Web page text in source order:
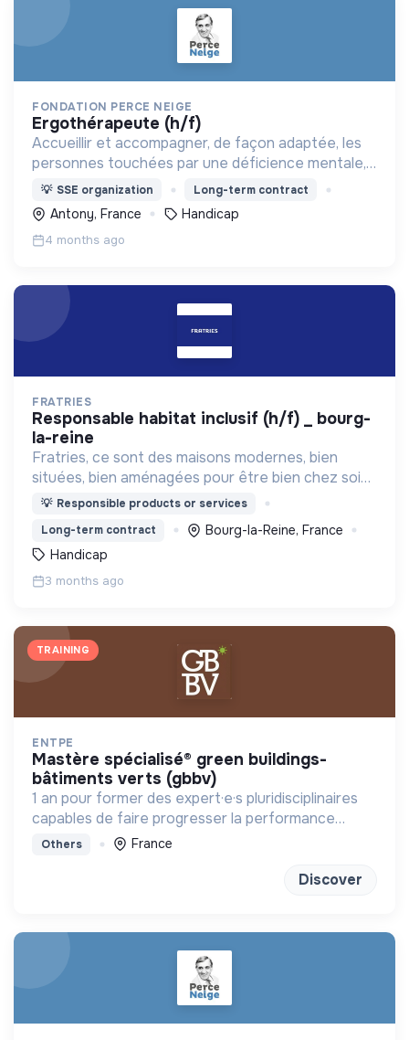
FONDATION PERCE NEIGE
ergothérapeute (h/f)
Accueillir et accompagner, de façon adaptée, les
personnes touchées par une déficience mentale,
un handicap physique ou psychique
💡 SSE organization Long-term contract
Antony, France Handicap
4 months ago
FRATRIES
responsable habitat inclusif (h/f) _ bourg-
la-reine
Fratries, ce sont des maisons modernes, bien
situées, bien aménagées pour être bien chez soi
et permettre à des jeunes avec handicap
vivre ensemble!
💡 Responsible products or services
Long-term contract
Bourg-la-Reine, France
Handicap
3 months ago
TRAINING
ENTPE
mastère spécialisé® green buildings-
bâtiments verts (gbbv)
1 an pour former des expert·e·s pluridisciplinaires
capables de faire progresser la performance
globale des constructions
Others France
Discover